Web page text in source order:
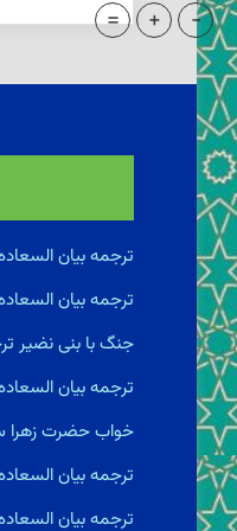
ترجمه بیان
ترجمه بیان
جنگ با بنى نضير
ترجمه بیان
خواب حضرت زهرا
ترجمه بیان
ترجمه بیان
-
+
=